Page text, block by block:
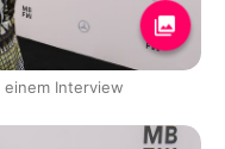
einem Interview